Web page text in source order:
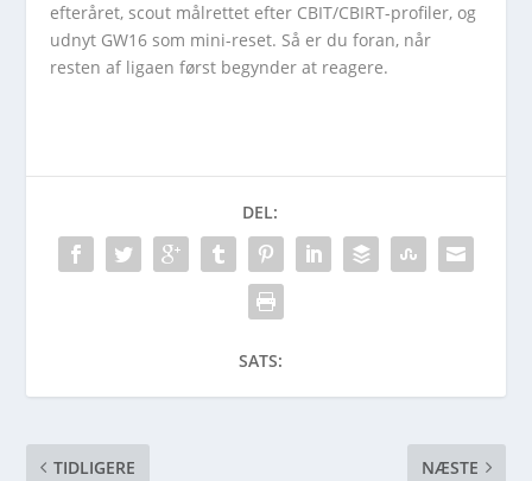
efteråret, scout målrettet efter CBIT/CBIRT-profiler, og
udnyt GW16 som mini-reset. Så er du foran, når
resten af ligaen først begynder at reagere.
DEL:
SATS:
TIDLIGERE NÆSTE